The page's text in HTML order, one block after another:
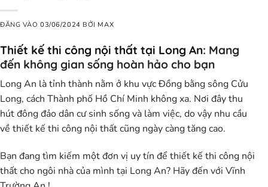
ĐĂNG VÀO03/06/2024 BỞI MAX
Thiết kế thi công nội thất tại Long An: Mang
đến không gian sống hoàn hảo cho bạn
Long An là tỉnh thành nằm ở khu vực Đồng bằng sông Cửu
Long, cách Thành phố Hồ Chí Minh không xa. Nơi đây thu
hút đông đảo dân cư sinh sống và làm việc, do vậy nhu cầu
về thiết kế thi công nội thấtcũng ngày càng tăng cao.
Bạn đang tìm kiếm một đơn vị uy tín để thiết kế thi công nội
thấtcho ngôi nhà của mình tại Long An? Hãy đến với Vĩnh